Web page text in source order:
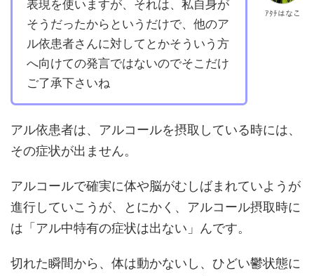
表現を使いますが、それは、私自身が
そうだったからというだけで、他のア
ル依患者さんに対してとかそういう方
へ向けての発言ではないのでそこだけ
ご了承下さいね
ｱﾀﾁはなこ
アル依患者は、アルコールを摂取している時には、
その症状が出ません。
アルコールで確実に体や脳がむしばまれていようが
進行していこうが、とにかく、アルコール摂取時に
は「アル中特有の症状は出ない」んです。
切れた瞬間から、体は動かないし、ひどい鬱状態に